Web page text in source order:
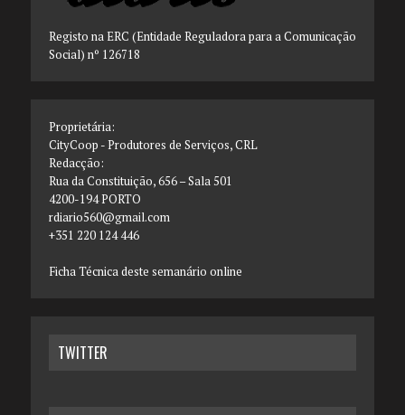
Registo na ERC (Entidade Reguladora para a Comunicação
Social) nº 126718
Proprietária:
CityCoop - Produtores de Serviços, CRL
Redacção:
Rua da Constituição, 656 – Sala 501
4200-194 PORTO
rdiario560@gmail.com
+351 220 124 446
Ficha Técnica deste semanário online
TWITTER